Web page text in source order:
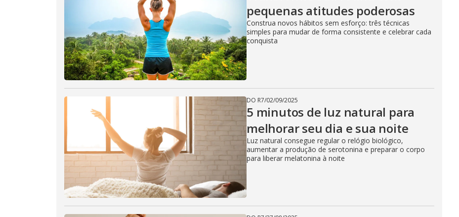
pequenas atitudes poderosas
Construa novos hábitos sem esforço: três técnicas
simples para mudar de forma consistente e celebrar cada
conquista
DO R7/02/09/2025
5 minutos de luz natural para
melhorar seu dia e sua noite
Luz natural consegue regular o relógio biológico,
aumentar a produção de serotonina e preparar o corpo
para liberar melatonina à noite